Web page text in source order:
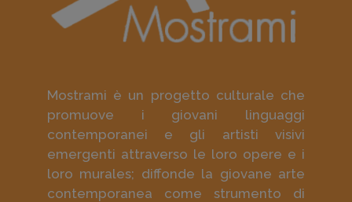
Mostrami è un progetto culturale che
promuove i giovani linguaggi
contemporanei e gli artisti visivi
emergenti attraverso le loro opere e i
loro murales; diffonde la giovane arte
contemporanea come strumento di